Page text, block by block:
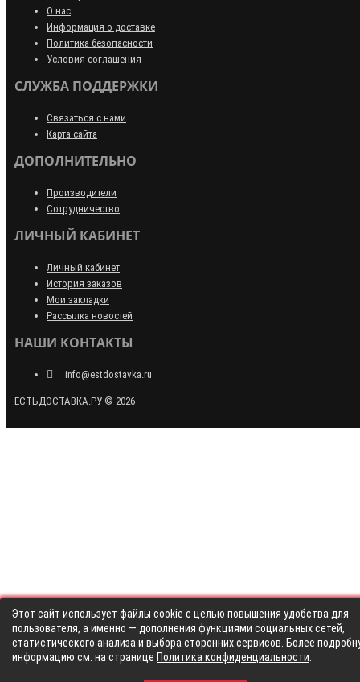
О нас
Информация о доставке
Политика безопасности
Условия соглашения
СЛУЖБА ПОДДЕРЖКИ
Связаться с нами
Карта сайта
ДОПОЛНИТЕЛЬНО
Производители
Сотрудничество
ЛИЧНЫЙ КАБИНЕТ
Личный кабинет
История заказов
Мои закладки
Рассылка новостей
НАШИ КОНТАКТЫ
info@estdostavka.ru
ЕСТЬДОСТАВКА.РУ © 2026
Этот сайт использует файлы cookie с целью повышения удобства для
пользователя, а именно — дополнения функциями социальных сетей,
статистического анализа и выбора сторонних сервисов. Более
информацию см. на странице Политика конфиденциальности